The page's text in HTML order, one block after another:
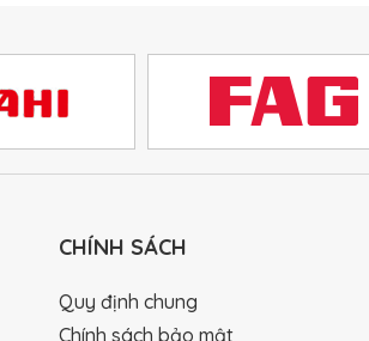
CHÍNH SÁCH
Quy định chung
Chính sách bảo mật